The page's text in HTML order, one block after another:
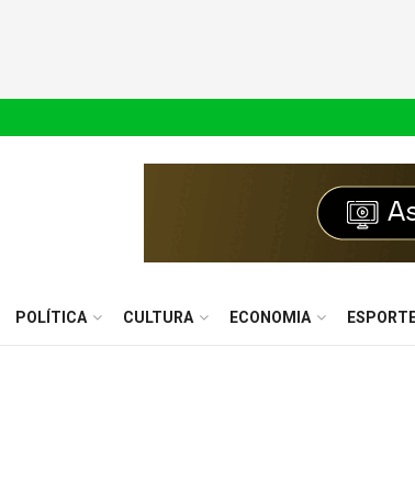
POLÍTICA CULTURA ECONOMIA